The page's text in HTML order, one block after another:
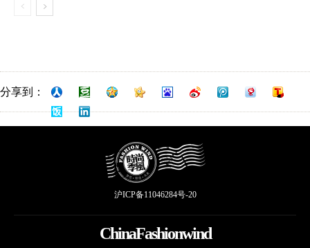
分享到：
沪ICP备11046284号-20
ChinaFashionwind